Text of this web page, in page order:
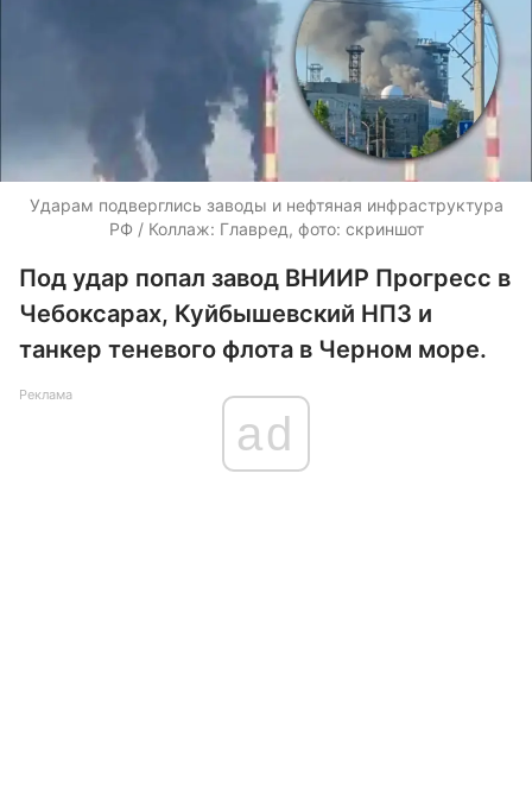
Ударам подверглись заводы и нефтяная инфраструктура
РФ / Коллаж: Главред, фото: скриншот
Под удар попал завод ВНИИР Прогресс в
Чебоксарах, Куйбышевский НПЗ и
танкер теневого флота в Черном море.
Реклама
ad